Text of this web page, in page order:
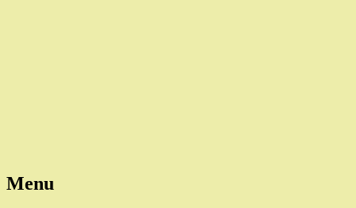
Menu